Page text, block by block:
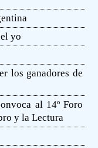
yo
los ganadores de
al 14º Foro
y la Lectura